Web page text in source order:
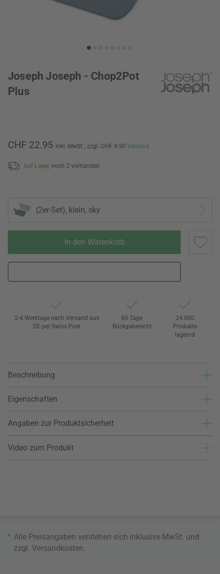
Joseph Joseph - Chop2Pot
Plus
CHF 22.95 inkl. MwSt., zzgl. CHF 9.90 Versand
Auf Lager, noch 2 vorhanden
(2er-Set), klein, sky
In den Warenkorb
2-4 Werktage nach Versand aus
DE per Swiss Post
60 Tage
Rückgaberecht
24.000
Produkte
lagernd
Beschreibung
Eigenschaften
Angaben zur Produktsicherheit
Video zum Produkt
* Alle Preisangaben verstehen sich inklusive MwSt. und
zzgl. Versandkosten